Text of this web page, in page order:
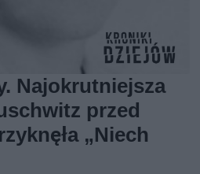
Najokrutniejsza
przed
„Niech